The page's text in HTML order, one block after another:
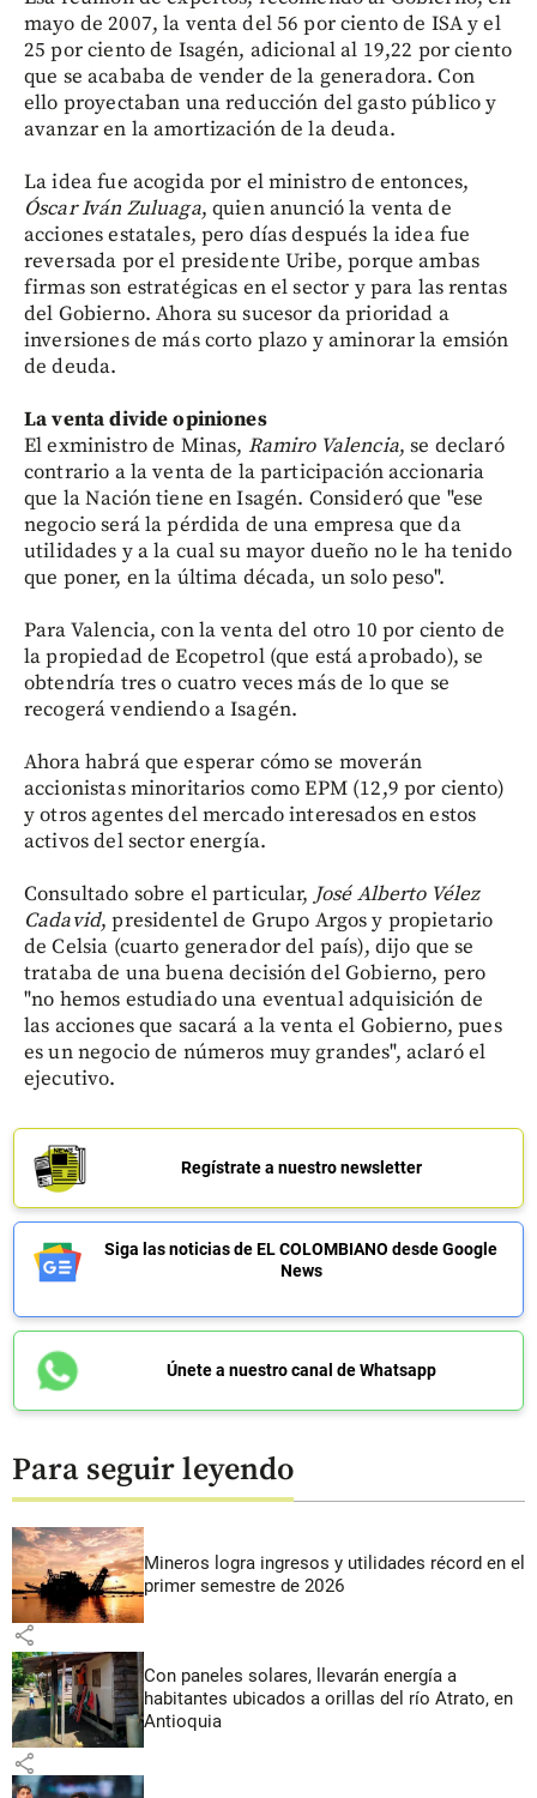
mayo de 2007, la venta del 56 por ciento de ISA y el
25 por ciento de Isagén, adicional al 19,22 por ciento
que se acababa de vender de la generadora. Con
ello proyectaban una reducción del gasto público y
avanzar en la amortización de la deuda.
La idea fue acogida por el ministro de entonces,
Óscar Iván Zuluaga, quien anunció la venta de
acciones estatales, pero días después la idea fue
reversada por el presidente Uribe, porque ambas
firmas son estratégicas en el sector y para las rentas
del Gobierno. Ahora su sucesor da prioridad a
inversiones de más corto plazo y aminorar la emsión
de deuda.
La venta divide opiniones
El exministro de Minas, Ramiro Valencia, se declaró
contrario a la venta de la participación accionaria
que la Nación tiene en Isagén. Consideró que "ese
negocio será la pérdida de una empresa que da
utilidades y a la cual su mayor dueño no le ha tenido
que poner, en la última década, un solo peso".
Para Valencia, con la venta del otro 10 por ciento de
la propiedad de Ecopetrol (que está aprobado), se
obtendría tres o cuatro veces más de lo que se
recogerá vendiendo a Isagén.
Ahora habrá que esperar cómo se moverán
accionistas minoritarios como EPM (12,9 por ciento)
y otros agentes del mercado interesados en estos
activos del sector energía.
Consultado sobre el particular, José Alberto Vélez
Cadavid, presidentel de Grupo Argos y propietario
de Celsia (cuarto generador del país), dijo que se
trataba de una buena decisión del Gobierno, pero
"no hemos estudiado una eventual adquisición de
las acciones que sacará a la venta el Gobierno, pues
es un negocio de números muy grandes", aclaró el
ejecutivo.
Regístrate a nuestro newsletter
Siga las noticias de EL COLOMBIANO desde Google
News
Únete a nuestro canal de Whatsapp
Para seguir leyendo
Mineros logra ingresos y utilidades récord en el
primer semestre de 2026
share
Con paneles solares, llevarán energía a
habitantes ubicados a orillas del río Atrato, en
Antioquia
share